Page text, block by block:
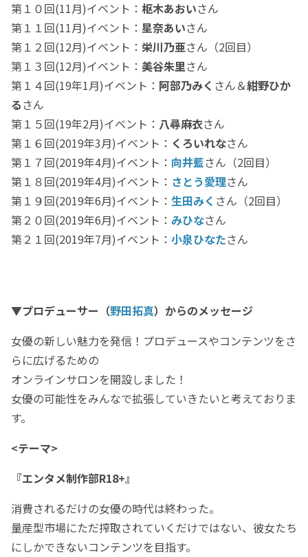
第１０回(11月)イベント： 枢木あおいさん
第１１回(11月)イベント： 星奈あいさん
第１２回(12月)イベント： 栄川乃亜さん（2回目）
第１３回(12月)イベント： 美谷朱里さん
第１４回(19年1月)イベント： 阿部乃みく さん＆紺野ひか
るさん
第１５回(19年2月)イベント： 八尋麻衣さん
第１６回(2019年3月)イベント： くろいれなさん
第１７回(2019年4月)イベント： 向井藍さん（2回目）
第１８回(2019年4月)イベント： さとう愛理さん
第１９回(2019年6月)イベント： 生田みく さん（2回目）
第２０回(2019年6月)イベント： みひなさん
第２１回(2019年7月)イベント： 小泉ひなたさん
▼プロデューサー（野田拓真）からのメッセージ
女優の新しい魅力を発信！プロデュースやコンテンツをさ
らに広げるための
オンラインサロンを開設しました！
女優の可能性をみんなで拡張していきたいと考えておりま
す。
<テーマ>
『エンタメ制作部R18+』
消費されるだけの女優の時代は終わった。
量産型市場にただ搾取されていくだけではない、彼女たち
にしかできないコンテンツを目指す。